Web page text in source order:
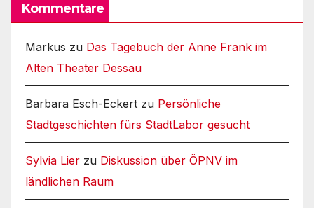
Kommentare
Markus zu Das Tagebuch der Anne Frank im
Alten Theater Dessau
Barbara Esch-Eckert zu Persönliche
Stadtgeschichten fürs StadtLabor gesucht
Sylvia Lier zu Diskussion über ÖPNV im
ländlichen Raum